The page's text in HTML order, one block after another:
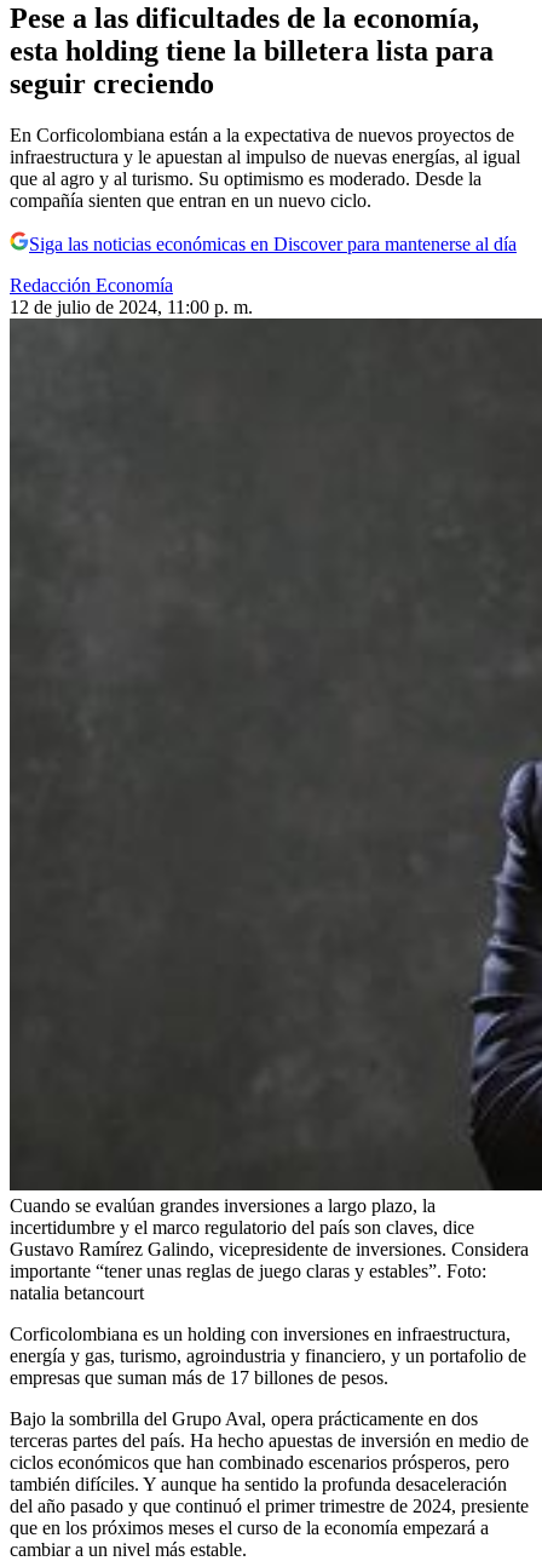
Pese a las dificultades de la economía,
esta holding tiene la billetera lista para
seguir creciendo
En Corficolombiana están a la expectativa de nuevos proyectos de
infraestructura y le apuestan al impulso de nuevas energías, al igual
que al agro y al turismo. Su optimismo es moderado. Desde la
compañía sienten que entran en un nuevo ciclo.
Siga las noticias económicas en Discover para mantenerse al día
Redacción Economía
12 de julio de 2024, 11:00 p. m.
Cuando se evalúan grandes inversiones a largo plazo, la
incertidumbre y el marco regulatorio del país son claves, dice
Gustavo Ramírez Galindo, vicepresidente de inversiones. Considera
importante “tener unas reglas de juego claras y estables”. Foto:
natalia betancourt
Corficolombiana es un holding con inversiones en infraestructura,
energía y gas, turismo, agroindustria y financiero, y un portafolio de
empresas que suman más de 17 billones de pesos.
Bajo la sombrilla del Grupo Aval, opera prácticamente en dos
terceras partes del país. Ha hecho apuestas de inversión en medio de
ciclos económicos que han combinado escenarios prósperos, pero
también difíciles. Y aunque ha sentido la profunda desaceleración
del año pasado y que continuó el primer trimestre de 2024, presiente
que en los próximos meses el curso de la economía empezará a
cambiar a un nivel más estable.